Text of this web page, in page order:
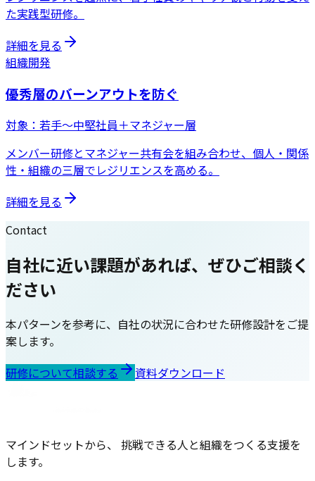
た実践型研修。
詳細を見る
組織開発
優秀層のバーンアウトを防ぐ
対象： 若手〜中堅社員＋マネジャー層
メンバー研修とマネジャー共有会を組み合わせ、個人・関係
性・組織の三層でレジリエンスを高める。
詳細を見る
Contact
自社に近い課題があれば、ぜひご相談く
ださい
本パターンを参考に、自社の状況に合わせた研修設計をご提
案します。
研修について相談する
資料ダウンロード
マインドセットから、 挑戦できる人と組織をつくる支援を
します。